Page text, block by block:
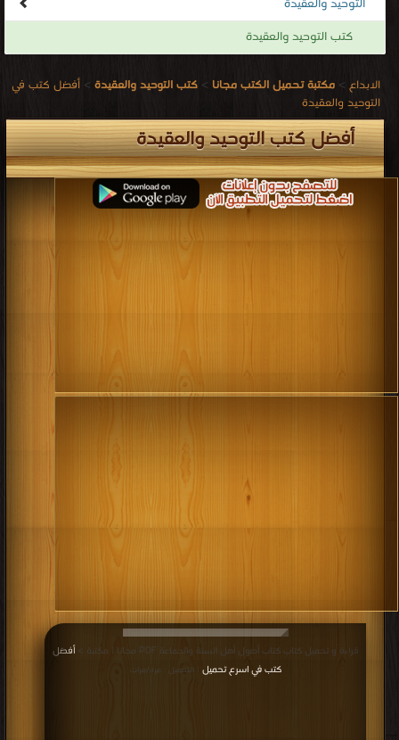
كتب التوحيد والعقيدة
الابداع > مكتبة تحميل الكتب مجانا > كتب التوحيد والعقيدة > أفضل كتب في
التوحيد والعقيدة
أفضل كتب التوحيد والعقيدة
قراءة و تحميل كتاب كتاب أصول أهل السنة والجماعة PDF مجانا | مكتبة >
أفضل
كتب في اسرع تحميل
| التحميل : مرة/مرات